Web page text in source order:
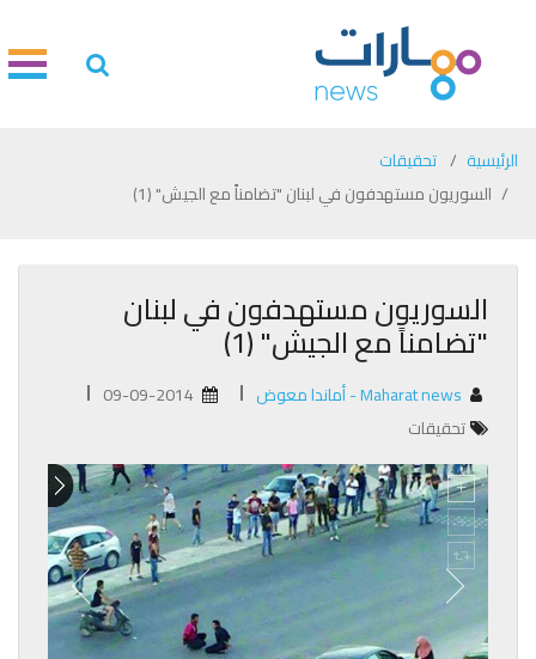
الرئيسية
تحقيقات
السوريون مستهدفون في لبنان "تضامناً مع الجيش" (1)
السوريون مستهدفون في لبنان
"تضامناً مع الجيش" (1)
Maharat news - أماندا معوض
تحقيقات